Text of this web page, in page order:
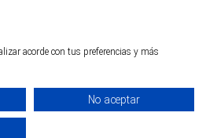
acorde con tus preferencias y más
No aceptar